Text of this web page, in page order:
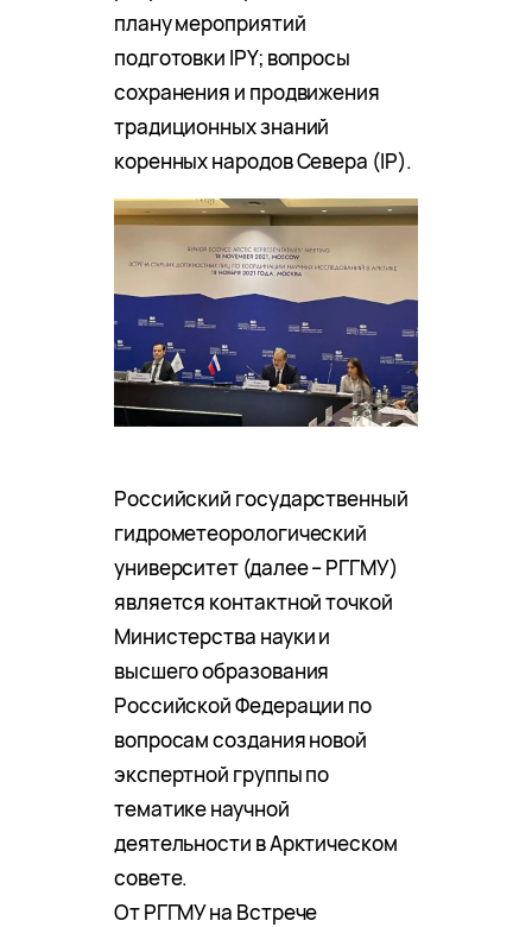
плану мероприятий
подготовки IPY; вопросы
сохранения и продвижения
традиционных знаний
коренных народов Севера (IP).
Российский государственный
гидрометеорологический
университет (далее – РГГМУ)
является контактной точкой
Министерства науки и
высшего образования
Российской Федерации по
вопросам создания новой
экспертной группы по
тематике научной
деятельности в Арктическом
совете.
От РГГМУ на Встрече